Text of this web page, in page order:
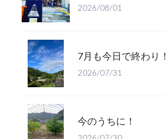
2026/08/01
7月も今日で終わり！
2026/07/31
今のうちに！